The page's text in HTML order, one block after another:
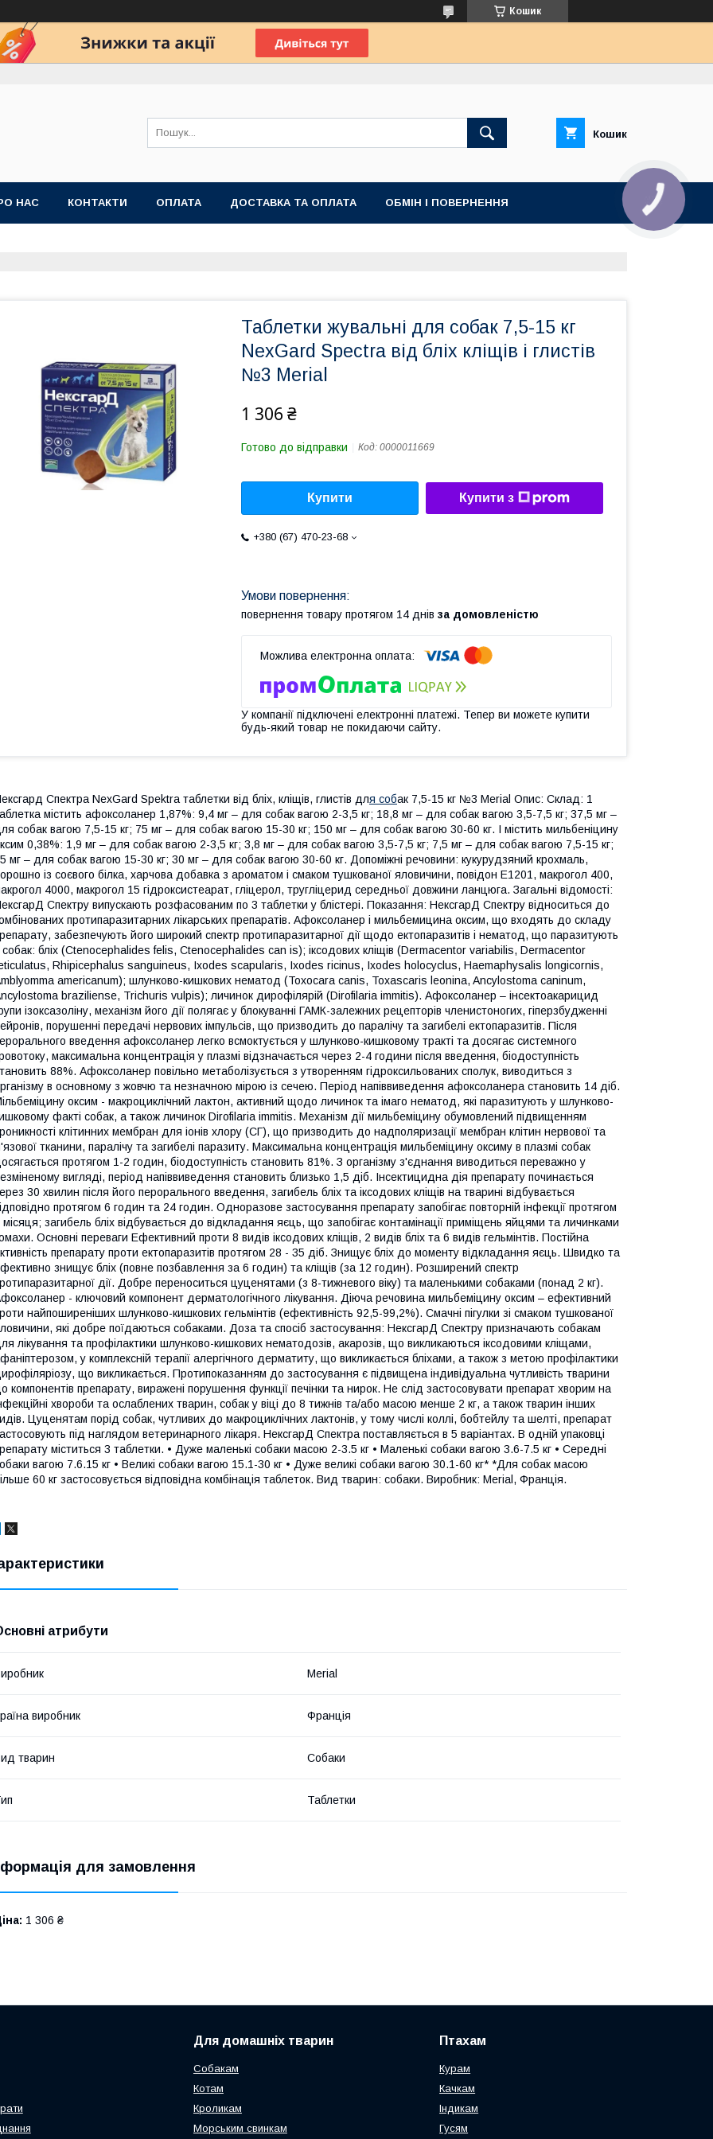
Кошик
Кошик
НАС КОНТАКТИ ОПЛАТА ДОСТАВКА ТА ОПЛАТА ОБМІН І ПОВЕРНЕННЯ
Таблетки жувальні для собак 7,5-15 кг
NexGard Spectra від бліх кліщів і глистів
№3 Merial
1 306 ₴
Готово до відправки Код: 0000011669
Купити Купити з
+380 (67) 470-23-68
повернення товару протягом 14 днів за домовленістю
У компанії підключені електронні платежі. Тепер ви можете купити
будь-який товар не покидаючи сайту.
Спектра NexGard Spektra таблетки від бліх, кліщів, глистів для собак 7,5-15 кг №3 Merial Опис: Склад: 1
містить афоксоланер 1,87%: 9,4 мг – для собак вагою 2-3,5 кг; 18,8 мг – для собак вагою 3,5-7,5 кг; 37,5 мг –
собак вагою 7,5-15 кг; 75 мг – для собак вагою 15-30 кг; 150 мг – для собак вагою 30-60 кг. І містить мильбеніцину
0,38%: 1,9 мг – для собак вагою 2-3,5 кг; 3,8 мг – для собак вагою 3,5-7,5 кг; 7,5 мг – для собак вагою 7,5-15 кг;
мг – для собак вагою 15-30 кг; 30 мг – для собак вагою 30-60 кг. Допоміжні речовини: кукурудзяний крохмаль,
із соєвого білка, харчова добавка з ароматом і смаком тушкованої яловичини, повідон Е1201, макрогол 400,
4000, макрогол 15 гідроксистеарат, гліцерол, тругліцерид середньої довжини ланцюга. Загальні відомості:
Спектру випускають розфасованим по 3 таблетки у блістері. Показання: НексгарД Спектру відноситься до
протипаразитарних лікарських препаратів. Афоксоланер і мильбемицина оксим, що входять до складу
забезпечують його широкий спектр протипаразитарної дії щодо ектопаразитів і нематод, що паразитують
собак: бліх (Ctenocephalides felis, Ctenocephalides can is); іксодових кліщів (Dermacentor variabilis, Dermacentor
Rhipicephalus sanguineus, Ixodes scapularis, Ixodes ricinus, Ixodes holocyclus, Haemaphysalis longicornis,
americanum); шлунково-кишкових нематод (Toxocara canis, Toxascaris leonina, Ancylostoma caninum,
braziliense, Trichuris vulpis); личинок дирофілярій (Dirofilaria immitis). Афоксоланер – інсектоакарицид
ізоксазоліну, механізм його дії полягає у блокуванні ГАМК-залежних рецепторів членистоногих, гіперзбудженні
порушенні передачі нервових імпульсів, що призводить до паралічу та загибелі ектопаразитів. Після
введення афоксоланер легко всмоктується у шлунково-кишковому тракті та досягає системного
максимальна концентрація у плазмі відзначається через 2-4 години після введення, біодоступність
88%. Афоксоланер повільно метаболізується з утворенням гідроксильованих сполук, виводиться з
в основному з жовчю та незначною мірою із сечею. Період напіввиведення афоксоланера становить 14 діб.
оксим - макроциклічний лактон, активний щодо личинок та імаго нематод, які паразитують у шлунково-
факті собак, а також личинок Dirofilaria immitis. Механізм дії мильбеміцину обумовлений підвищенням
клітинних мембран для іонів хлору (СГ), що призводить до надполяризації мембран клітин нервової та
тканини, паралічу та загибелі паразиту. Максимальна концентрація мильбеміцину оксиму в плазмі собак
протягом 1-2 годин, біодоступність становить 81%. З організму з'єднання виводиться переважно у
вигляді, період напіввиведення становить близько 1,5 діб. Інсектицидна дія препарату починається
30 хвилин після його перорального введення, загибель бліх та іксодових кліщів на тварині відбувається
протягом 6 годин та 24 годин. Одноразове застосування препарату запобігає повторній інфекції протягом
місяця; загибель бліх відбувається до відкладання яєць, що запобігає контамінації приміщень яйцями та личинками
Основні переваги Ефективний проти 8 видів іксодових кліщів, 2 видів бліх та 6 видів гельмінтів. Постійна
препарату проти ектопаразитів протягом 28 - 35 діб. Знищує бліх до моменту відкладання яєць. Швидко та
знищує бліх (повне позбавлення за 6 годин) та кліщів (за 12 годин). Розширений спектр
дії. Добре переноситься цуценятами (з 8-тижневого віку) та маленькими собаками (понад 2 кг).
- ключовий компонент дерматологічного лікування. Діюча речовина мильбеміцину оксим – ефективний
найпоширеніших шлунково-кишкових гельмінтів (ефективність 92,5-99,2%). Смачні пігулки зі смаком тушкованої
які добре поїдаються собаками. Доза та спосіб застосування: НексгарД Спектру призначають собакам
лікування та профілактики шлунково-кишкових нематодозів, акарозів, що викликаються іксодовими кліщами,
у комплексній терапії алергічного дерматиту, що викликається бліхами, а також з метою профілактики
що викликається. Протипоказанням до застосування є підвищена індивідуальна чутливість тварини
компонентів препарату, виражені порушення функції печінки та нирок. Не слід застосовувати препарат хворим на
хвороби та ослаблених тварин, собак у віці до 8 тижнів та/або масою менше 2 кг, а також тварин інших
Цуценятам порід собак, чутливих до макроциклічних лактонів, у тому числі коллі, бобтейлу та шелті, препарат
під наглядом ветеринарного лікаря. НексгарД Спектра поставляється в 5 варіантах. В одній упаковці
міститься 3 таблетки. • Дуже маленькі собаки масою 2-3.5 кг • Маленькі собаки вагою 3.6-7.5 кг • Середні
вагою 7.6.15 кг • Великі собаки вагою 15.1-30 кг • Дуже великі собаки вагою 30.1-60 кг* *Для собак масою
60 кг застосовується відповідна комбінація таблеток. Вид тварин: собаки. Виробник: Merial, Франція.
атрибути
Merial
виробник Франція
тварин Собаки
Таблетки
для замовлення
1 306 ₴
Для домашніх тварин
Собакам
Котам
Кроликам
Морським свинкам
Птахам
Курам
Качкам
Індикам
Гусям